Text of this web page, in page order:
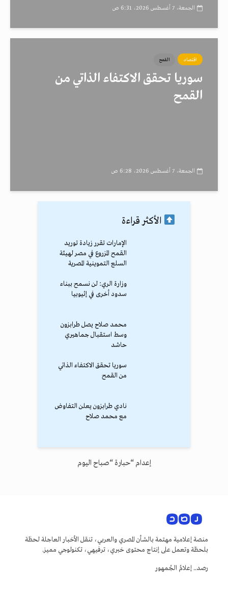
الجمعة، 7 أغسطس 2026، 6:31 ص
اقتصاد القمح
سوريا تحقق الاكتفاء الذاتي من
القمح
الجمعة، 7 أغسطس 2026، 6:28 ص
الأكثر قراءة
الإمارات تقرر زيادة توريد
القمح المزروع في مصر لهيئة
السلع التموينية المصرية
وزارة الري: لن نسمح ببناء
سدود أخرى في إثيوبيا
محمد صلاح يصل طرابزون
وسط استقبال جماهيري
حاشد
سوريا تحقق الاكتفاء الذاتي
من القمح
نادي طرابزون يعلن التفاوض
مع محمد صلاح
إعدام “حبارة “صباح اليوم
منصة إعلامية مهتمة بالشأن المصري والعربي، تنقل الأخبار العاجلة لحظة
بلحظة وتعمل على إنتاج محتوى خبري، ترفيهي، تكنولوجي مميز.
رصد.. إعلامُ الجُمهور